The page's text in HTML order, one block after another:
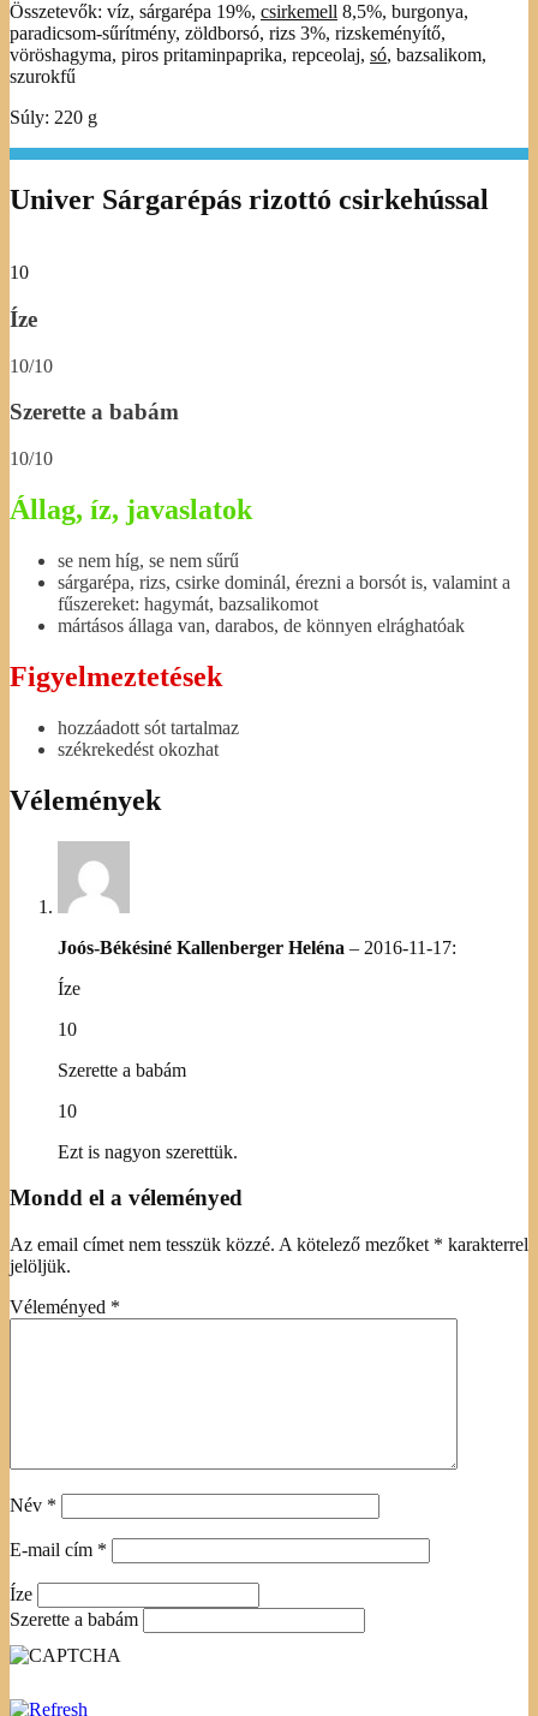
Összetevők: víz, sárgarépa 19%, csirkemell 8,5%, burgonya,
paradicsom-sűrítmény, zöldborsó, rizs 3%, rizskeményítő,
vöröshagyma, piros pritaminpaprika, repceolaj, só, bazsalikom,
szurokfű
Súly: 220 g
Univer Sárgarépás rizottó csirkehússal
10
Íze
10/10
Szerette a babám
10/10
Állag, íz, javaslatok
se nem híg, se nem sűrű
sárgarépa, rizs, csirke dominál, érezni a borsót is, valamint a
fűszereket: hagymát, bazsalikomot
mártásos állaga van, darabos, de könnyen elrághatóak
Figyelmeztetések
hozzáadott sót tartalmaz
székrekedést okozhat
Vélemények
Joós-Békésiné Kallenberger Heléna – 2016-11-17:
Íze
10
Szerette a babám
10
Ezt is nagyon szerettük.
Mondd el a véleményed
Az email címet nem tesszük közzé. A kötelező mezőket * karakterrel
jelöljük.
Véleményed *
Név *
E-mail cím *
Íze
Szerette a babám